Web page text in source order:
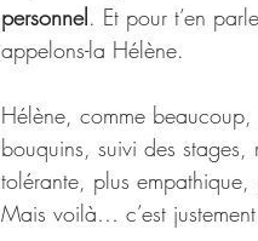
personnel. Et pour t’en
appelons-la Hélène.
Hélène, comme
bouquins, suivi des
tolérante, plus
Mais voilà… c’est